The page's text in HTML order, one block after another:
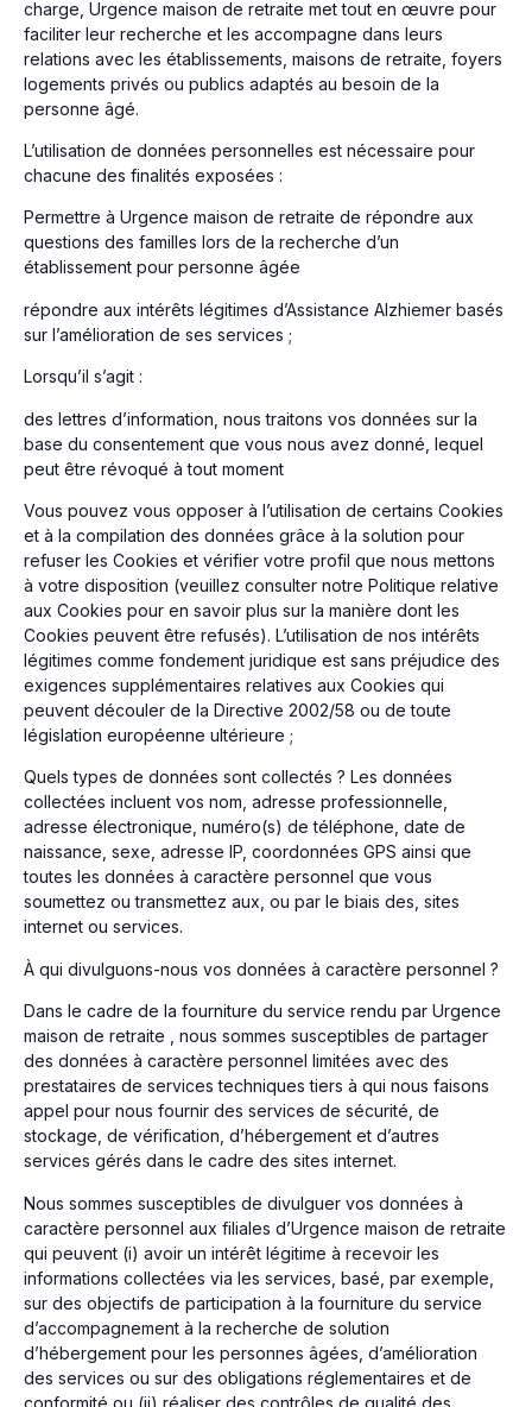
charge, Urgence maison de retraite met tout en œuvre pour
faciliter leur recherche et les accompagne dans leurs
relations avec les établissements, maisons de retraite, foyers
logements privés ou publics adaptés au besoin de la
personne âgé.
L’utilisation de données personnelles est nécessaire pour
chacune des finalités exposées :
Permettre à Urgence maison de retraite de répondre aux
questions des familles lors de la recherche d’un
établissement pour personne âgée
répondre aux intérêts légitimes d’Assistance Alzhiemer basés
sur l’amélioration de ses services ;
Lorsqu’il s’agit :
des lettres d’information, nous traitons vos données sur la
base du consentement que vous nous avez donné, lequel
peut être révoqué à tout moment
Vous pouvez vous opposer à l’utilisation de certains Cookies
et à la compilation des données grâce à la solution pour
refuser les Cookies et vérifier votre profil que nous mettons
à votre disposition (veuillez consulter notre Politique relative
aux Cookies pour en savoir plus sur la manière dont les
Cookies peuvent être refusés). L’utilisation de nos intérêts
légitimes comme fondement juridique est sans préjudice des
exigences supplémentaires relatives aux Cookies qui
peuvent découler de la Directive 2002/58 ou de toute
législation européenne ultérieure ;
Quels types de données sont collectés ? Les données
collectées incluent vos nom, adresse professionnelle,
adresse électronique, numéro(s) de téléphone, date de
naissance, sexe, adresse IP, coordonnées GPS ainsi que
toutes les données à caractère personnel que vous
soumettez ou transmettez aux, ou par le biais des, sites
internet ou services.
À qui divulguons-nous vos données à caractère personnel ?
Dans le cadre de la fourniture du service rendu par Urgence
maison de retraite , nous sommes susceptibles de partager
des données à caractère personnel limitées avec des
prestataires de services techniques tiers à qui nous faisons
appel pour nous fournir des services de sécurité, de
stockage, de vérification, d’hébergement et d’autres
services gérés dans le cadre des sites internet.
Nous sommes susceptibles de divulguer vos données à
caractère personnel aux filiales d’Urgence maison de retraite
qui peuvent (i) avoir un intérêt légitime à recevoir les
informations collectées via les services, basé, par exemple,
sur des objectifs de participation à la fourniture du service
d’accompagnement à la recherche de solution
d’hébergement pour les personnes âgées, d’amélioration
des services ou sur des obligations réglementaires et de
conformité ou (ii) réaliser des contrôles de qualité des